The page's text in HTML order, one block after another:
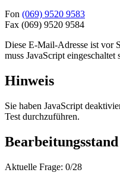
Fon (069) 9520 9583
Fax (069) 9520 9584
Diese E-Mail-Adresse ist vor
muss JavaScript eingeschaltet
Hinweis
Sie haben JavaScript
Test durchzuführen.
Bearbeitungsstand
Aktuelle Frage: 0/28